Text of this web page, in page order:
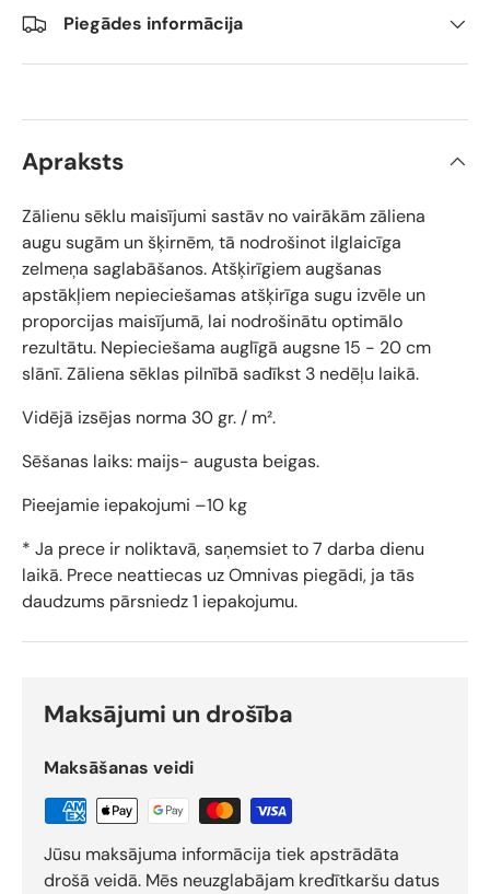
Piegādes informācija
Apraksts
Zālienu sēklu maisījumi sastāv no vairākām zāliena
augu sugām un šķirnēm, tā nodrošinot ilglaicīga
zelmeņa saglabāšanos. Atšķirīgiem augšanas
apstākļiem nepieciešamas atšķirīga sugu izvēle un
proporcijas maisījumā, lai nodrošinātu optimālo
rezultātu. Nepieciešama auglīgā augsne 15 - 20 cm
slānī. Zāliena sēklas pilnībā sadīkst 3 nedēļu laikā.
Vidējā izsējas norma 30 gr. / m².
Sēšanas laiks: maijs- augusta beigas.
Pieejamie iepakojumi –10 kg
* Ja prece ir noliktavā, saņemsiet to 7 darba dienu
laikā. Prece neattiecas uz Omnivas piegādi, ja tās
daudzums pārsniedz 1 iepakojumu.
Maksājumi un drošība
Maksāšanas veidi
Jūsu maksājuma informācija tiek apstrādāta
drošā veidā. Mēs neuzglabājam kredītkaršu datus